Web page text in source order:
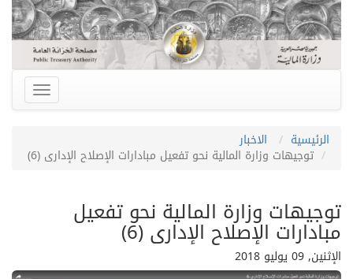
الرئيسية الاخبار
توجيهات وزارة المالية نحو تفعيل مبادارات الإصلاح الإدارى (6)
توجيهات وزارة المالية نحو تفعيل
مبادارات الإصلاح الإدارى (6)
الإثنين, 09 يوليو 2018